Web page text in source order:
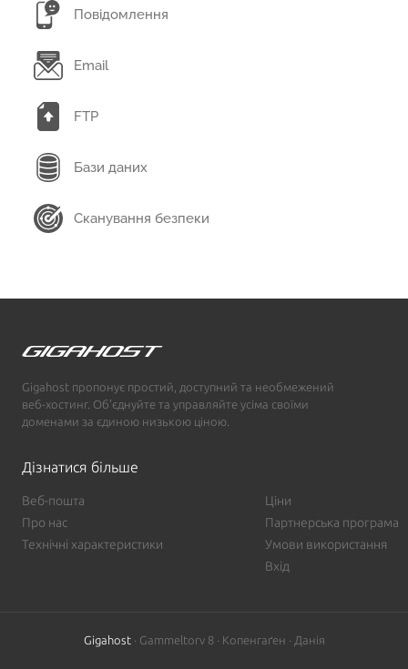
Повідомлення
Email
FTP
Бази даних
Сканування безпеки
Gigahost пропонує простий, доступний та необмежений
веб-хостинг. Обʼєднуйте та управляйте усіма своїми
доменами за єдиною низькою ціною.
Дізнатися більше
Веб-пошта
Про нас
Технічні характеристики
Ціни
Партнерська програма
Умови використання
Вхід
Gigahost· Gammeltorv 8 · Копенгаґен · Данія